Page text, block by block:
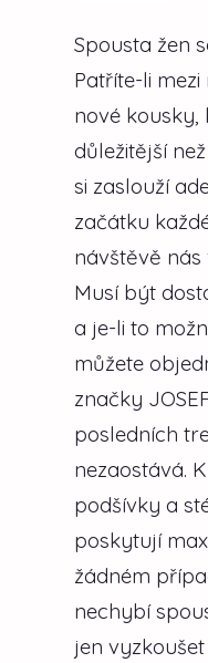
Spousta žen
Patříte-li
nové
důležitější
si zaslouží
začátku
návštěvě
Musí být
a je-li to
můžete
značky
posledních
nezaostává.
podšívky a
poskytují
žádném
nechybí
jen